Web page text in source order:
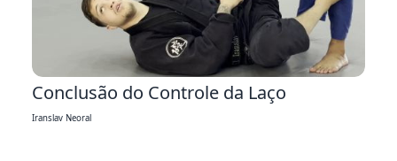
Conclusão do Controle da Laço
Iranslav Neoral